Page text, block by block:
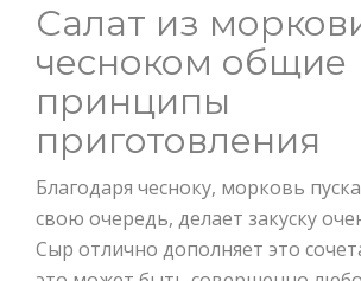
Салат из
чесноком общие
принципы
приготовления
Благодаря чесноку, морковь
свою очередь, делает закуску
Сыр отлично дополняет это